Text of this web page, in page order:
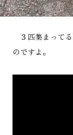
３匹集まって
のですよ。